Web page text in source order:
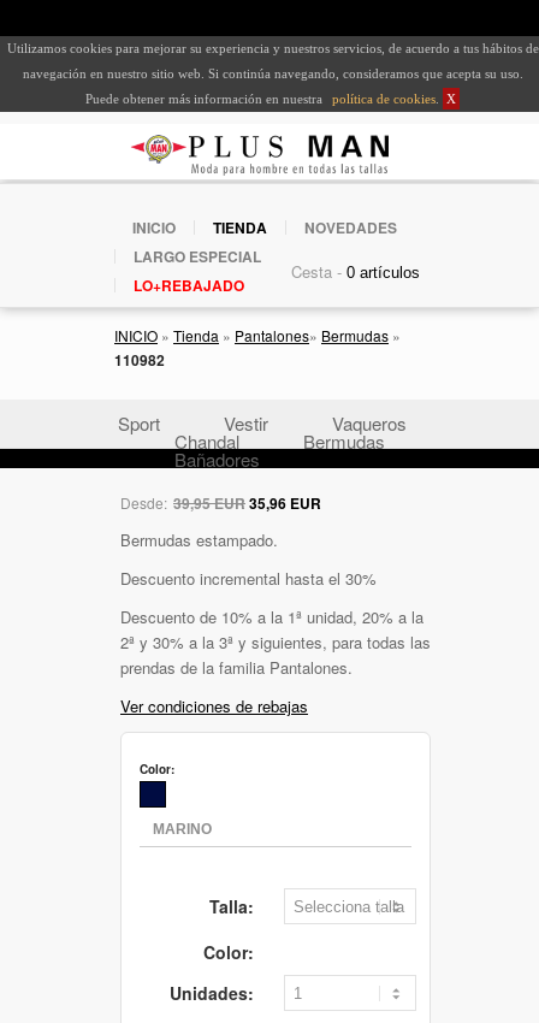
Utilizamos cookies para mejorar su experiencia y nuestros servicios, de acuerdo a tus hábitos de
navegación en nuestro sitio web. Si continúa navegando, consideramos que acepta su uso.
Puede obtener más información en nuestra
política de cookies X
INICIO TIENDA
NOVEDADES
LARGO ESPECIAL
LO+REBAJADO
Cesta -
INICIO » Tienda » Pantalones» Bermudas »
110982
Sport Vestir Vaqueros
Chandal Bermudas
Bañadores
Desde: 39,95 EUR35,96 EUR
Bermudas estampado.
Descuento incremental hasta el 30%
Descuento de 10% a la 1ª unidad, 20% a la
2ª y 30% a la 3ª y siguientes, para todas las
prendas de la familia Pantalones.
Ver condiciones de rebajas
Color:
Talla:
Color:
Unidades: